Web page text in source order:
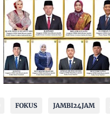
FOKUS JAMBI24JAM